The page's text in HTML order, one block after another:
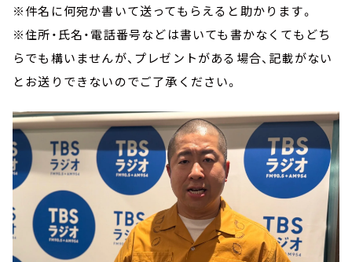
※件名に何宛か書いて送ってもらえると助かります。
※住所・氏名・電話番号などは書いても書かなくてもどち
らでも構いませんが、プレゼントがある場合、記載がない
とお送りできないのでご了承ください。